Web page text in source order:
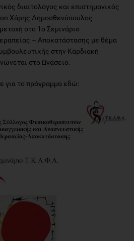
διαιτολόγος και επιστημονικός
Χάρης Δημοσθενόπουλος
στο 1ο Σεμινάριο
– Αποκατάστασης με θέμα
στην Καρδιακή
στο Ωνάσειο.
για το πρόγραμμα εδώ: